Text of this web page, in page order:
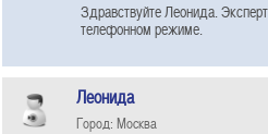
Здравствуйте Леонида.
телефонном режиме.
Леонида
Город: Москва